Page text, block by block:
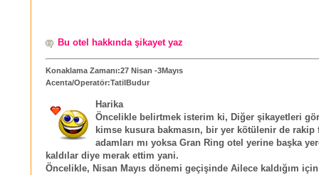
Bu otel hakkında şikayet yaz
Konaklama Zamanı:27 Nisan -3Mayıs
Acenta/Operatör:TatilBudur
Harika
Öncelikle belirtmek isterim ki, Diğer şikayetleri
kimse kusura bakmasın, bir yer kötülenir de rakip
adamları mı yoksa Gran Ring otel yerine başka
kaldılar diye merak ettim yani.
Öncelikle, Nisan Mayıs dönemi geçişinde Ailece kaldığım için